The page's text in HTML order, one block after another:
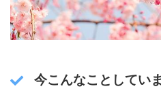
今こんなことしてい